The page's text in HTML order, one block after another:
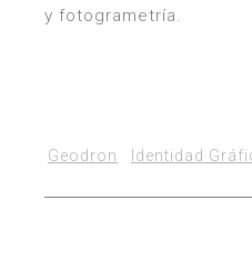
y fotogrametría.
Geodron Identidad